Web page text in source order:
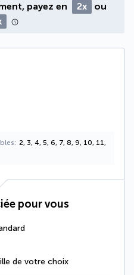
payez en 2x
ou
2, 3, 4, 5, 6, 7, 8, 9, 10, 11,
pour vous
de votre choix